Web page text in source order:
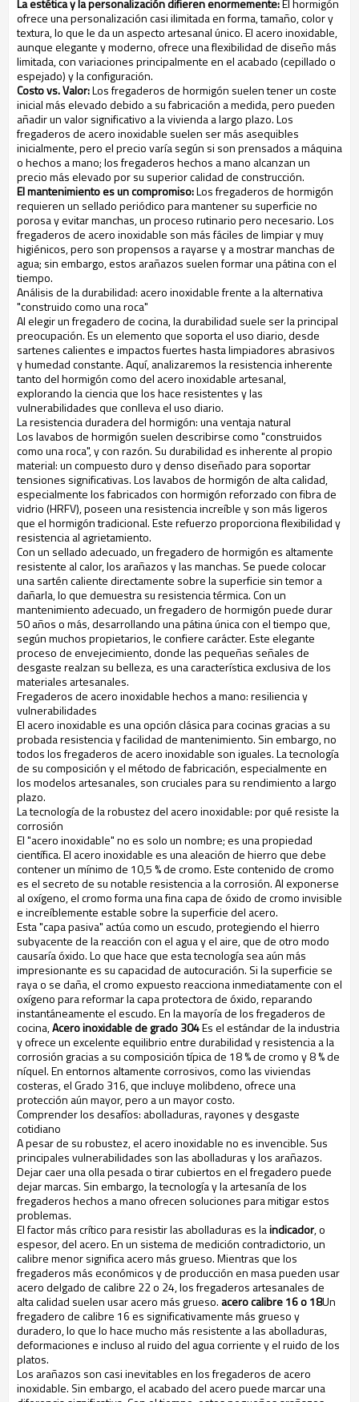
La estética y la personalización difieren enormemente:El hormigón
ofrece una personalización casi ilimitada en forma, tamaño, color y
textura, lo que le da un aspecto artesanal único. El acero inoxidable,
aunque elegante y moderno, ofrece una flexibilidad de diseño más
limitada, con variaciones principalmente en el acabado (cepillado o
espejado) y la configuración.
Costo vs. Valor:Los fregaderos de hormigón suelen tener un coste
inicial más elevado debido a su fabricación a medida, pero pueden
añadir un valor significativo a la vivienda a largo plazo. Los
fregaderos de acero inoxidable suelen ser más asequibles
inicialmente, pero el precio varía según si son prensados a máquina
o hechos a mano; los fregaderos hechos a mano alcanzan un
precio más elevado por su superior calidad de construcción.
El mantenimiento es un compromiso:Los fregaderos de hormigón
requieren un sellado periódico para mantener su superficie no
porosa y evitar manchas, un proceso rutinario pero necesario. Los
fregaderos de acero inoxidable son más fáciles de limpiar y muy
higiénicos, pero son propensos a rayarse y a mostrar manchas de
agua; sin embargo, estos arañazos suelen formar una pátina con el
tiempo.
Análisis de la durabilidad: acero inoxidable frente a la alternativa
"construido como una roca"
Al elegir un fregadero de cocina, la durabilidad suele ser la principal
preocupación. Es un elemento que soporta el uso diario, desde
sartenes calientes e impactos fuertes hasta limpiadores abrasivos
y humedad constante. Aquí, analizaremos la resistencia inherente
tanto del hormigón como del acero inoxidable artesanal,
explorando la ciencia que los hace resistentes y las
vulnerabilidades que conlleva el uso diario.
La resistencia duradera del hormigón: una ventaja natural
Los lavabos de hormigón suelen describirse como "construidos
como una roca", y con razón. Su durabilidad es inherente al propio
material: un compuesto duro y denso diseñado para soportar
tensiones significativas. Los lavabos de hormigón de alta calidad,
especialmente los fabricados con hormigón reforzado con fibra de
vidrio (HRFV), poseen una resistencia increíble y son más ligeros
que el hormigón tradicional. Este refuerzo proporciona flexibilidad y
resistencia al agrietamiento.
Con un sellado adecuado, un fregadero de hormigón es altamente
resistente al calor, los arañazos y las manchas. Se puede colocar
una sartén caliente directamente sobre la superficie sin temor a
dañarla, lo que demuestra su resistencia térmica. Con un
mantenimiento adecuado, un fregadero de hormigón puede durar
50 años o más, desarrollando una pátina única con el tiempo que,
según muchos propietarios, le confiere carácter. Este elegante
proceso de envejecimiento, donde las pequeñas señales de
desgaste realzan su belleza, es una característica exclusiva de los
materiales artesanales.
Fregaderos de acero inoxidable hechos a mano: resiliencia y
vulnerabilidades
El acero inoxidable es una opción clásica para cocinas gracias a su
probada resistencia y facilidad de mantenimiento. Sin embargo, no
todos los fregaderos de acero inoxidable son iguales. La tecnología
de su composición y el método de fabricación, especialmente en
los modelos artesanales, son cruciales para su rendimiento a largo
plazo.
La tecnología de la robustez del acero inoxidable: por qué resiste la
corrosión
El "acero inoxidable" no es solo un nombre; es una propiedad
científica. El acero inoxidable es una aleación de hierro que debe
contener un mínimo de 10,5 % de cromo. Este contenido de cromo
es el secreto de su notable resistencia a la corrosión. Al exponerse
al oxígeno, el cromo forma una fina capa de óxido de cromo invisible
e increíblemente estable sobre la superficie del acero.
Esta "capa pasiva" actúa como un escudo, protegiendo el hierro
subyacente de la reacción con el agua y el aire, que de otro modo
causaría óxido. Lo que hace que esta tecnología sea aún más
impresionante es su capacidad de autocuración. Si la superficie se
raya o se daña, el cromo expuesto reacciona inmediatamente con el
oxígeno para reformar la capa protectora de óxido, reparando
instantáneamente el escudo. En la mayoría de los fregaderos de
cocina,Acero inoxidable de grado 304Es el estándar de la industria
y ofrece un excelente equilibrio entre durabilidad y resistencia a la
corrosión gracias a su composición típica de 18 % de cromo y 8 % de
níquel. En entornos altamente corrosivos, como las viviendas
costeras, el Grado 316, que incluye molibdeno, ofrece una
protección aún mayor, pero a un mayor costo.
Comprender los desafíos: abolladuras, rayones y desgaste
cotidiano
A pesar de su robustez, el acero inoxidable no es invencible. Sus
principales vulnerabilidades son las abolladuras y los arañazos.
Dejar caer una olla pesada o tirar cubiertos en el fregadero puede
dejar marcas. Sin embargo, la tecnología y la artesanía de los
fregaderos hechos a mano ofrecen soluciones para mitigar estos
problemas.
El factor más crítico para resistir las abolladuras es laindicador, o
espesor, del acero. En un sistema de medición contradictorio, un
calibre menor significa acero más grueso. Mientras que los
fregaderos más económicos y de producción en masa pueden usar
acero delgado de calibre 22 o 24, los fregaderos artesanales de
alta calidad suelen usar acero más grueso. acero calibre 16 o 18Un
fregadero de calibre 16 es significativamente más grueso y
duradero, lo que lo hace mucho más resistente a las abolladuras,
deformaciones e incluso al ruido del agua corriente y el ruido de los
platos.
Los arañazos son casi inevitables en los fregaderos de acero
inoxidable. Sin embargo, el acabado del acero puede marcar una